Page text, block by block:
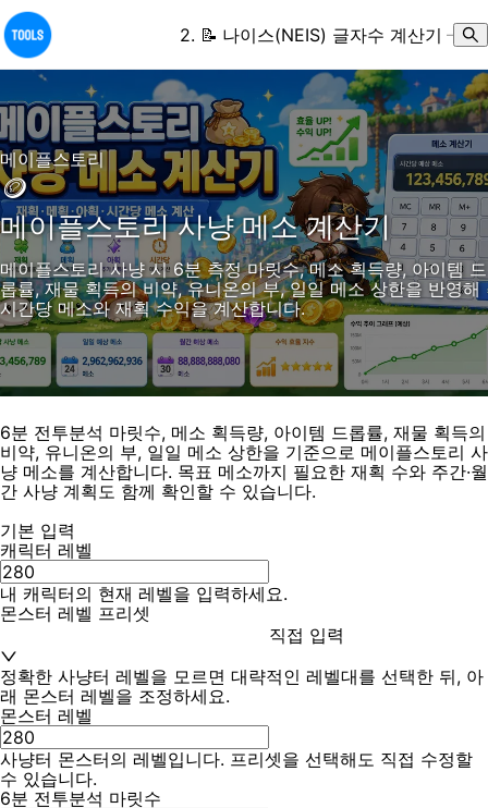
2. 📝 나이스(NEIS) 글자수 계산기 –
메이플스토리
🪙
메이플스토리 사냥 메소 계산기
메이플스토리 사냥 시 6분 측정 마릿수, 메소 획득량, 아이템 드
롭률, 재물 획득의 비약, 유니온의 부, 일일 메소 상한을 반영해
시간당 메소와 재획 수익을 계산합니다.
6분 전투분석 마릿수, 메소 획득량, 아이템 드롭률, 재물 획득의
비약, 유니온의 부, 일일 메소 상한을 기준으로 메이플스토리 사
냥 메소를 계산합니다. 목표 메소까지 필요한 재획 수와 주간·월
간 사냥 계획도 함께 확인할 수 있습니다.
기본 입력
캐릭터 레벨
내 캐릭터의 현재 레벨을 입력하세요.
몬스터 레벨 프리셋
직접 입력
정확한 사냥터 레벨을 모르면 대략적인 레벨대를 선택한 뒤, 아
래 몬스터 레벨을 조정하세요.
몬스터 레벨
사냥터 몬스터의 레벨입니다. 프리셋을 선택해도 직접 수정할
수 있습니다.
6분 전투분석 마릿수